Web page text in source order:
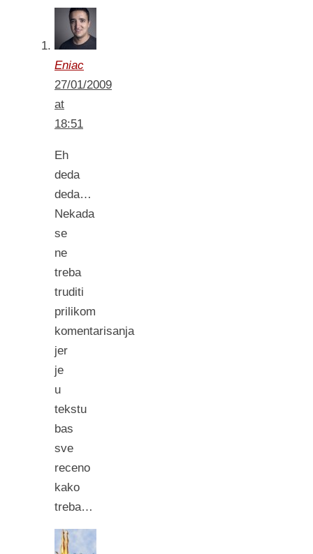
Eniac
27/01/2009
at
18:51
Eh
deda
deda…
Nekada
se
ne
treba
truditi
prilikom
komentarisanja
jer
je
u
tekstu
bas
sve
receno
kako
treba…